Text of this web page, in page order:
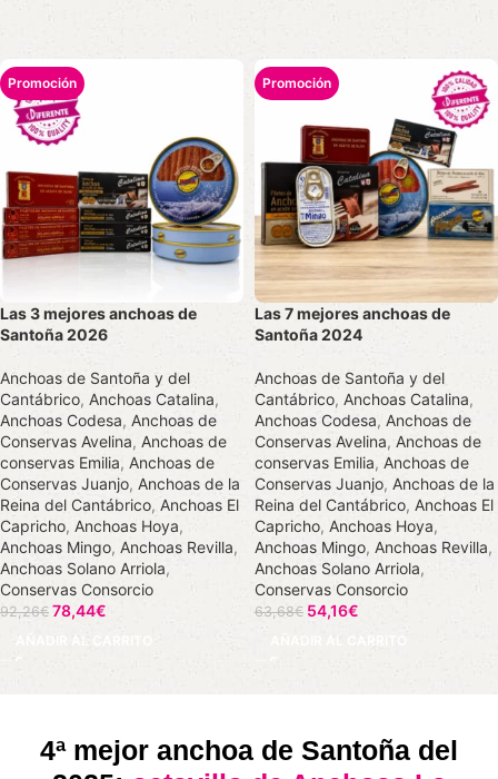
Las 3 mejores anchoas de
Santoña 2026
Anchoas de Santoña y del
Cantábrico, Anchoas Catalina,
Anchoas Codesa, Anchoas de
Conservas Avelina, Anchoas de
conservas Emilia, Anchoas de
Conservas Juanjo, Anchoas de la
Reina del Cantábrico, Anchoas El
Capricho, Anchoas Hoya,
Anchoas Mingo, Anchoas Revilla,
Anchoas Solano Arriola,
Conservas Consorcio
92,26€ 78,44€
AÑADIR AL CARRITO
Las 7 mejores anchoas de
Santoña 2024
Anchoas de Santoña y del
Cantábrico, Anchoas Catalina,
Anchoas Codesa, Anchoas de
Conservas Avelina, Anchoas de
conservas Emilia, Anchoas de
Conservas Juanjo, Anchoas de la
Reina del Cantábrico, Anchoas El
Capricho, Anchoas Hoya,
Anchoas Mingo, Anchoas Revilla,
Anchoas Solano Arriola,
Conservas Consorcio
63,68€ 54,16€
AÑADIR AL CARRITO
4ª mejor anchoa de Santoña del